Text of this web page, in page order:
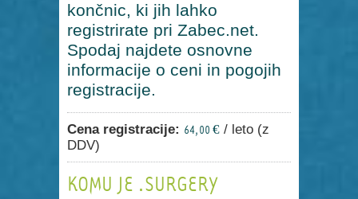
končnic, ki jih lahko
registrirate pri Zabec.net.
Spodaj najdete osnovne
informacije o ceni in pogojih
registracije.
Cena registracije: 64,00 € / leto (z
DDV)
KOMU JE .SURGERY